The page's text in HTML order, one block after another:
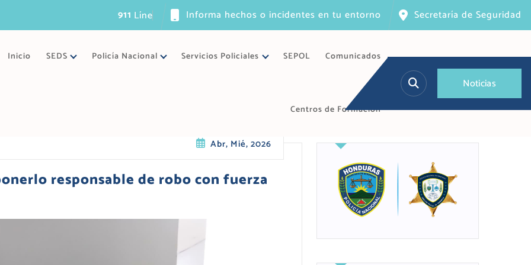
íneaúni Informa hechos o incidentes en tu entorno Secretaría de Seguridad
Inicio SEDS Policía Nacional Servicios Policiales SEPOL Comunicados
Centros de Formación
Noticias
Abr, Mié, 2026
responsable de robo con fuerza